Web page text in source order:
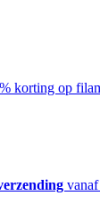
korting op